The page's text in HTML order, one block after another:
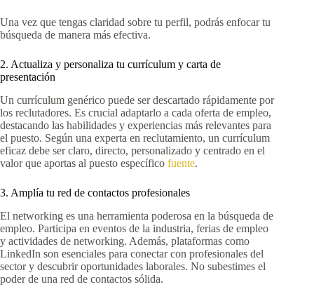
Una vez que tengas claridad sobre tu perfil, podrás enfocar tu
búsqueda de manera más efectiva.
2. Actualiza y personaliza tu currículum y carta de
presentación
Un currículum genérico puede ser descartado rápidamente por
los reclutadores. Es crucial adaptarlo a cada oferta de empleo,
destacando las habilidades y experiencias más relevantes para
el puesto. Según una experta en reclutamiento, un currículum
eficaz debe ser claro, directo, personalizado y centrado en el
valor que aportas al puesto específico fuente.
3. Amplía tu red de contactos profesionales
El networking es una herramienta poderosa en la búsqueda de
empleo. Participa en eventos de la industria, ferias de empleo
y actividades de networking. Además, plataformas como
LinkedIn son esenciales para conectar con profesionales del
sector y descubrir oportunidades laborales. No subestimes el
poder de una red de contactos sólida.